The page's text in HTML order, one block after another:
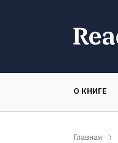
О КНИГЕ
Главная